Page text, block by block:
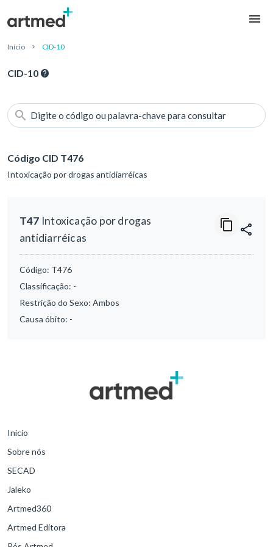
Início CID-10
CID-10
Digite o código ou palavra-chave para consultar
Código CID T476
Intoxicação por drogas antidiarréicas
T47 Intoxicação por drogas
antidiarréicas
Código: T476
Classificação: -
Restrição do Sexo: Ambos
Causa óbito: -
Início
Sobre nós
SECAD
Jaleko
Artmed360
Artmed Editora